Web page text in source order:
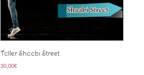
Taller Shaabi Street
30,00€